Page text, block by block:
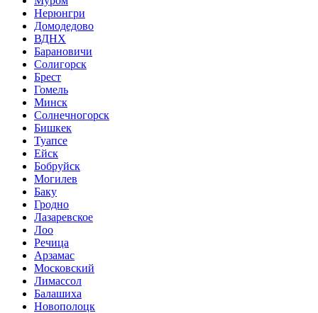
Нерюнгри
Домодедово
ВДНХ
Барановичи
Солигорск
Брест
Гомель
Минск
Солнечногорск
Бишкек
Туапсе
Ейск
Бобруйск
Могилев
Баку
Гродно
Лазаревское
Лоо
Речица
Арзамас
Московский
Лимассол
Балашиха
Новополоцк